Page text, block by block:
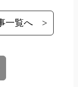
一覧へ